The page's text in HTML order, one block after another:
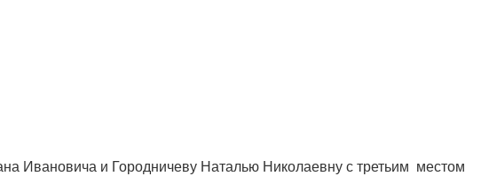
Ивановича и Городничеву Наталью Николаевну с третьим местом